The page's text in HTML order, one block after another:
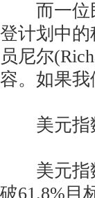
而一位民
登计划中
员尼尔
容。如果
美元指数
美元指数
破61.8%目